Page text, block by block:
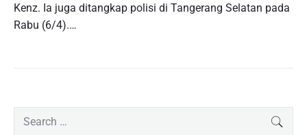
Kenz. Ia juga ditangkap polisi di Tangerang Selatan pada
Rabu (6/4).…